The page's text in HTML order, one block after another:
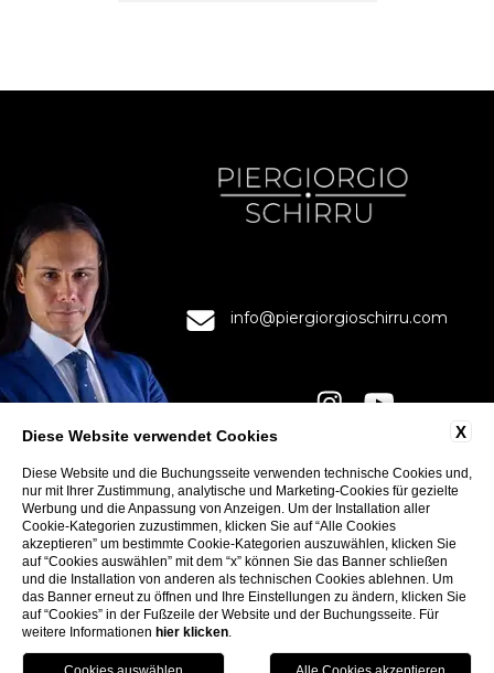
info@piergiorgioschirru.com
KONTAKTE
COOKIE
ACCESSIBILITY
X
Diese Website verwendet Cookies
Diese Website und die Buchungsseite verwenden technische Cookies und,
nur mit Ihrer Zustimmung, analytische und Marketing-Cookies für gezielte
Werbung und die Anpassung von Anzeigen. Um der Installation aller
Cookie-Kategorien zuzustimmen, klicken Sie auf “Alle Cookies
akzeptieren” um bestimmte Cookie-Kategorien auszuwählen, klicken Sie
auf “Cookies auswählen” mit dem “x” können Sie das Banner schließen
und die Installation von anderen als technischen Cookies ablehnen. Um
das Banner erneut zu öffnen und Ihre Einstellungen zu ändern, klicken Sie
auf “Cookies” in der Fußzeile der Website und der Buchungsseite. Für
weitere Informationen hier klicken.